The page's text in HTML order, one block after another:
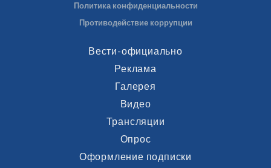
Политика конфиденциальности
Противодействие коррупции
Вести-официально
Реклама
Галерея
Видео
Трансляции
Опрос
Оформление подписки